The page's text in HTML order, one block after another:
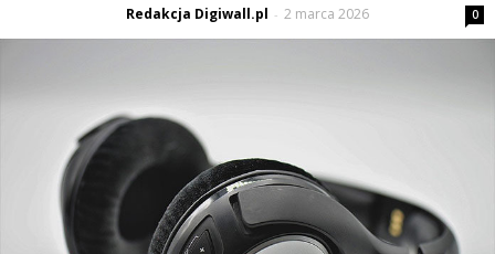
Redakcja Digiwall.pl - 2 marca 2026 0